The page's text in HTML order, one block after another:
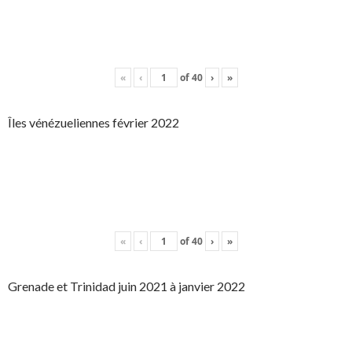
« ‹ of40 › »
Îles vénézueliennes février 2022
« ‹ of40 › »
Grenade et Trinidad juin 2021 à janvier 2022